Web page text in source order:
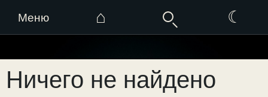
Меню ⌂ ☾
к
содержимому
Ничего не найдено